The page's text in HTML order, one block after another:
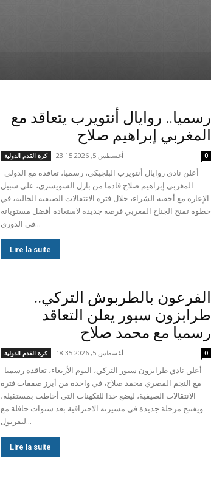
رسميا.. روايال أنتويرب يتعاقد مع
المغربي إبراهيم صلاح
كرة القدم الدولية أغسطس 5, 2026 23:15 0
المغربي إبراهيم صلاح قادما من بازل السويسري، على سبيل
الإعارة مع أحقية الشراء، خلال فترة الانتقالات الصيفية الحالية، في
خطوة تمنح الجناح المغربي فرصة جديدة لاستعادة أفضل مستوياته
في الدوري...
Lire la suite
الفرعون بالطربوش التركي..
طرابزون سبور يعلن التعاقد
رسميا مع محمد صلاح
كرة القدم الدولية أغسطس 5, 2026 18:35 0
مع النجم المصري محمد صلاح، في واحدة من أبرز صفقات فترة
الانتقالات الصيفية، ليضع حدا للتكهنات التي أحاطت بمستقبله،
ويفتتح مرحلة جديدة في مسيرته الاحترافية بعد سنوات حافلة مع
ليفربول...
Lire la suite